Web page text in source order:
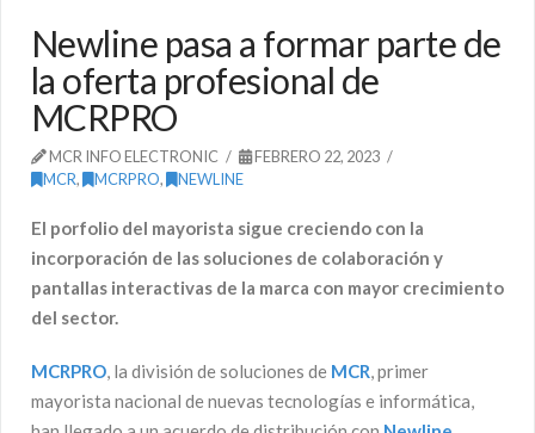
Newline pasa a formar parte de
la oferta profesional de
MCRPRO
MCR INFO ELECTRONIC
FEBRERO 22, 2023
MCR, MCRPRO, NEWLINE
El porfolio del mayorista sigue creciendo con la
incorporación de las soluciones de colaboración y
pantallas interactivas de la marca con mayor crecimiento
del sector.
MCRPRO, la división de soluciones de MCR, primer
mayorista nacional de nuevas tecnologías e informática,